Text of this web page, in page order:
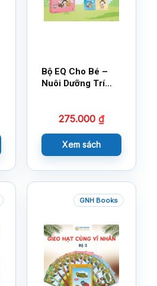
Bộ EQ Cho Bé –
Nuôi Dưỡng Trí
275.000 ₫
Xem sách
GNH Books